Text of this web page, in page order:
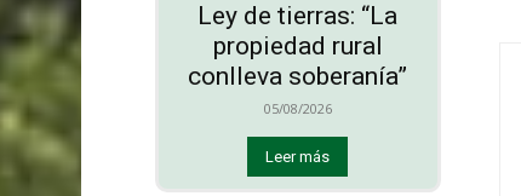
Ley de tierras: “La
propiedad rural
conlleva soberanía”
05/08/2026
Leer más